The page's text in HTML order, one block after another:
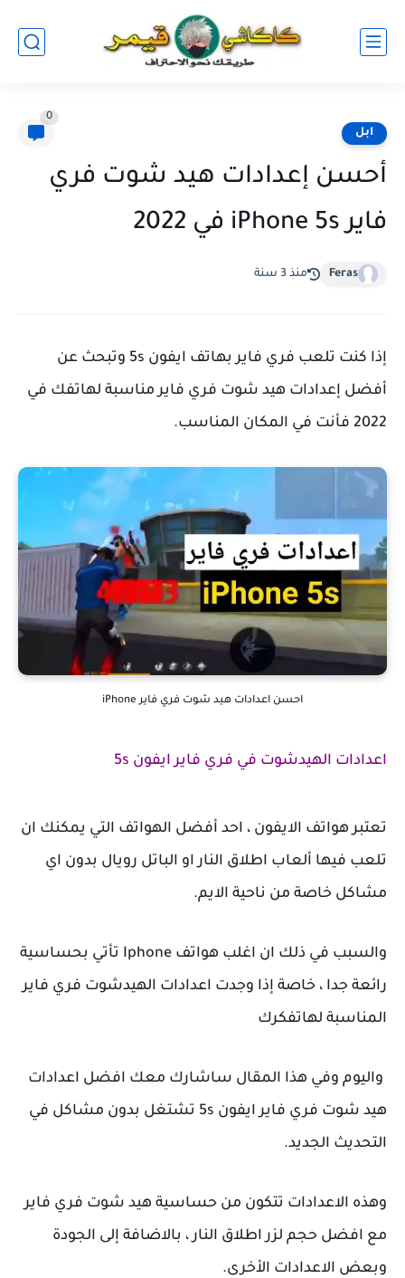
ابل
0
أحسن إعدادات هيد شوت فري
فاير iPhone 5s في 2022
Feras منذ 3 سنة
إذا كنت تلعب فري فاير بهاتف ايفون 5s وتبحث عن
أفضل إعدادات هيد شوت فري فاير مناسبة لهاتفك في
2022 فأنت في المكان المناسب.
احسن اعدادات هيد شوت فري فاير iPhone
اعدادات الهيدشوت في فري فاير ايفون 5s
تعتبر هواتف الايفون ، احد أفضل الهواتف التي يمكنك ان
تلعب فيها ألعاب اطلاق النار او الباتل رويال بدون اي
مشاكل خاصة من ناحية الايم.
والسبب في ذلك ان اغلب هواتف Iphone تأتي بحساسية
رائعة جدا ، خاصة إذا وجدت اعدادات الهيدشوت فري فاير
المناسبة لهاتفكرك
واليوم وفي هذا المقال ساشارك معك افضل اعدادات
هيد شوت فري فاير ايفون 5s تشتغل بدون مشاكل في
التحديث الجديد.
وهذه الاعدادات تتكون من حساسية هيد شوت فري فاير
مع افضل حجم لزر اطلاق النار ، بالاضافة إلى الجودة
وبعض الاعدادات الأخرى.